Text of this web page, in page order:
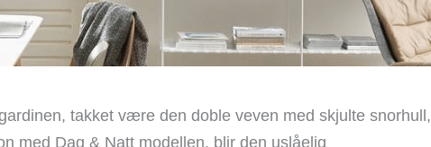
takket være den doble veven med skjulte snorhull,
med Dag & Natt modellen, blir den uslåelig